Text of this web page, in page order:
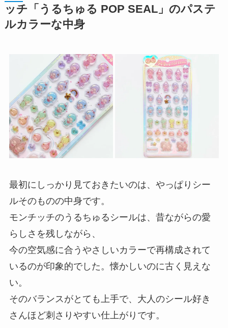
ッチ「うるちゅる POP SEAL」のパステ
ルカラーな中身
最初にしっかり見ておきたいのは、やっぱりシー
ルそのものの中身です。
モンチッチのうるちゅるシールは、昔ながらの愛
らしさを残しながら、
今の空気感に合うやさしいカラーで再構成されて
いるのが印象的でした。懐かしいのに古く見えな
い。
そのバランスがとても上手で、大人のシール好き
さんほど刺さりやすい仕上がりです。